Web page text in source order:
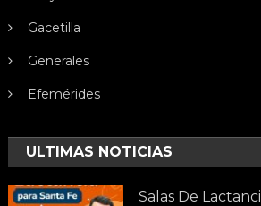
Gacetilla
Generales
Efemérides
ULTIMAS NOTICIAS
Salas De